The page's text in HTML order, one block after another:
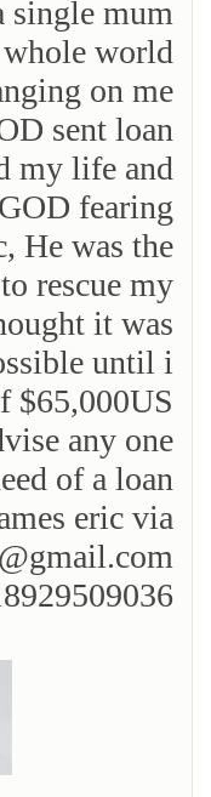
single mum
world
on me
sent loan
my life and
fearing
He was the
rescue my
it was
until i
$65,000US
any one
of a loan
eric via